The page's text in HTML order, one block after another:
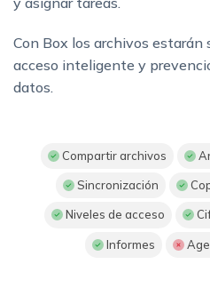
Con Box los archivos estarán
acceso inteligente y
datos.
Compartir archivos
Sincronización
Niveles de acceso
Informes